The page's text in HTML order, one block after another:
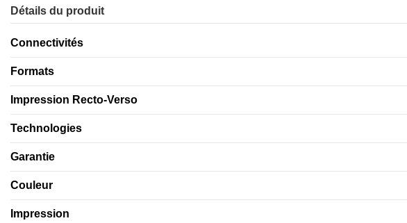
Détails du produit
Connectivités
Formats
Impression Recto-Verso
Technologies
Garantie
Couleur
Impression